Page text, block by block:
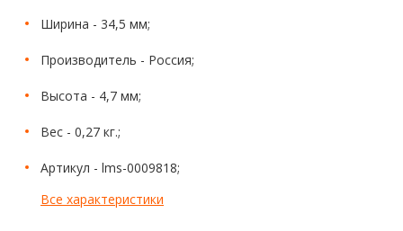
Ширина - 34,5 мм;
Производитель - Россия;
Высота - 4,7 мм;
Вес - 0,27 кг.;
Артикул - lms-0009818;
Все характеристики